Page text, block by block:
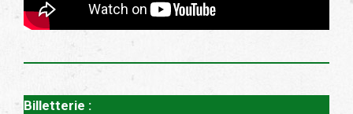
Billetterie :